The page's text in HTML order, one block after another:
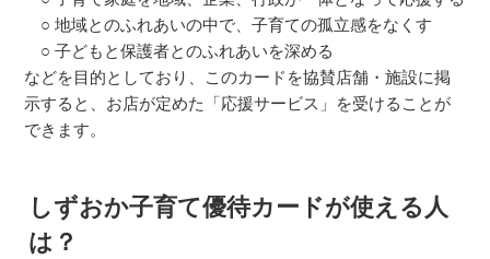
○ 地域とのふれあいの中で、子育ての孤立感をなくす
○ 子どもと保護者とのふれあいを深める
などを目的としており、このカードを協賛店舗・施設に掲
示すると、お店が定めた「応援サービス」を受けることが
できます。
しずおか子育て優待カードが使える人
は？